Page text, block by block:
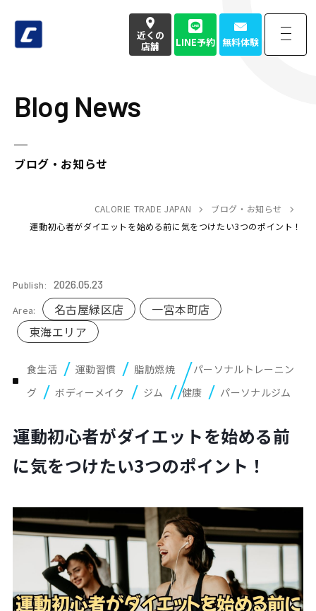
近くの
店舗
050-3177-4904
受付時間 9:00〜18:00定休日 土日祝
Strength 強み・特徴
Plan プラン・料金表
Case お客様事例
Blog/News ブログ・お知らせ
Store 店舗
Contact 体験レッスン申し込み
近くの
店舗
LINE予約 無料体験
Blog News
ブログ・お知らせ
CALORIE TRADE JAPAN
ブログ・お知らせ
運動初心者がダイエットを始める前に気をつけたい3つのポイント！
Publish: 2026.05.23
Area: 名古屋緑区店
一宮本町店
東海エリア
食生活 運動習慣 脂肪燃焼
パーソナルトレーニン
グ
ボディーメイク ジム 健康 パーソナルジム
運動初心者がダイエットを始める前
に気をつけたい3つのポイント！